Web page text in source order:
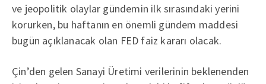
ve jeopolitik olaylar gündemin ilk sırasındaki yerini
korurken, bu haftanın en önemli gündem maddesi
bugün açıklanacak olan FED faiz kararı olacak.
Çin’den gelen Sanayi Üretimi verilerinin beklenenden